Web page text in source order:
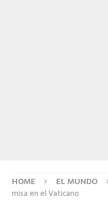
HOME EL MUNDO
misa en el Vaticano​